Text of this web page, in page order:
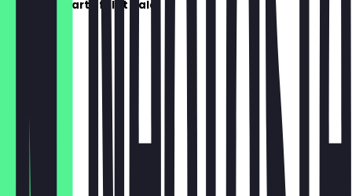
Die Speisekarte folgt bald!